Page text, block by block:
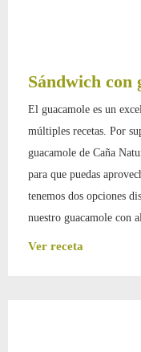
Sándwich con
El guacamole es un
múltiples recetas. Por
guacamole de Caña
para que puedas
tenemos dos opciones
nuestro guacamole con
Ver receta